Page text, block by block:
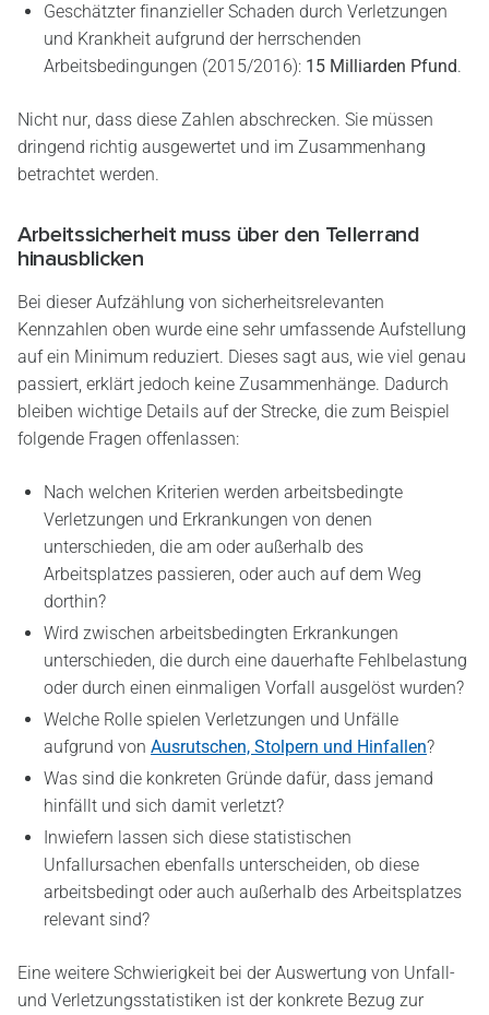
Geschätzter finanzieller Schaden durch Verletzungen
und Krankheit aufgrund der herrschenden
Arbeitsbedingungen (2015/2016): 15 Milliarden Pfund.
Nicht nur, dass diese Zahlen abschrecken. Sie müssen
dringend richtig ausgewertet und im Zusammenhang
betrachtet werden.
Arbeitssicherheit muss über den Tellerrand
hinausblicken
Bei dieser Aufzählung von sicherheitsrelevanten
Kennzahlen oben wurde eine sehr umfassende Aufstellung
auf ein Minimum reduziert. Dieses sagt aus, wie viel genau
passiert, erklärt jedoch keine Zusammenhänge. Dadurch
bleiben wichtige Details auf der Strecke, die zum Beispiel
folgende Fragen offenlassen:
Nach welchen Kriterien werden arbeitsbedingte
Verletzungen und Erkrankungen von denen
unterschieden, die am oder außerhalb des
Arbeitsplatzes passieren, oder auch auf dem Weg
dorthin?
Wird zwischen arbeitsbedingten Erkrankungen
unterschieden, die durch eine dauerhafte Fehlbelastung
oder durch einen einmaligen Vorfall ausgelöst wurden?
Welche Rolle spielen Verletzungen und Unfälle
aufgrund von Ausrutschen, Stolpern und Hinfallen?
Was sind die konkreten Gründe dafür, dass jemand
hinfällt und sich damit verletzt?
Inwiefern lassen sich diese statistischen
Unfallursachen ebenfalls unterscheiden, ob diese
arbeitsbedingt oder auch außerhalb des Arbeitsplatzes
relevant sind?
Eine weitere Schwierigkeit bei der Auswertung von Unfall-
und Verletzungsstatistiken ist der konkrete Bezug zur